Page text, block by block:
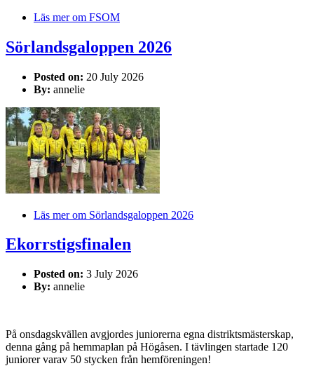
Läs merom FSOM
Sörlandsgaloppen 2026
Posted on: 20 July 2026
By: annelie
Läs merom Sörlandsgaloppen 2026
Ekorrstigsfinalen
Posted on: 3 July 2026
By: annelie
På onsdagskvällen avgjordes juniorerna egna distriktsmästerskap,
denna gång på hemmaplan på Högåsen. I tävlingen startade 120
juniorer varav 50 stycken från hemföreningen!